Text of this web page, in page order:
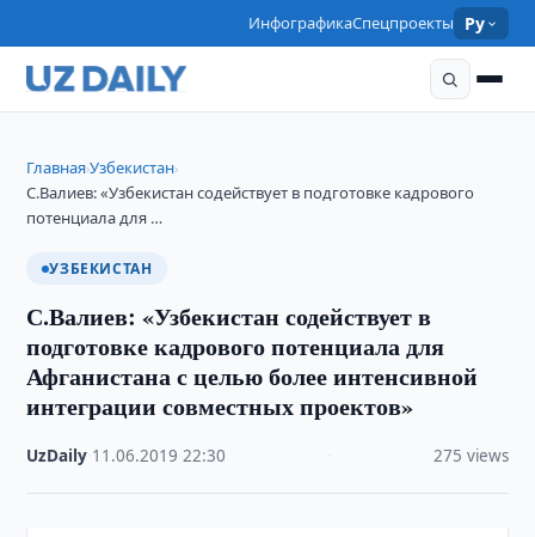
ИнфографикаСпецпроекты Ру
Главная›Узбекистан›
С.Валиев: «Узбекистан содействует в подготовке кадрового
потенциала для …
УЗБЕКИСТАН
С.Валиев: «Узбекистан содействует в
подготовке кадрового потенциала для
Афганистана с целью более интенсивной
интеграции совместных проектов»
UzDaily 11.06.2019 ·22:30 275 views